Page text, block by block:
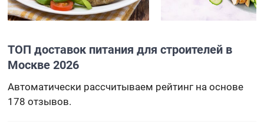
ТОП доставок питания для строителей в
Москве 2026
Автоматически рассчитываем рейтинг на основе
178 отзывов.